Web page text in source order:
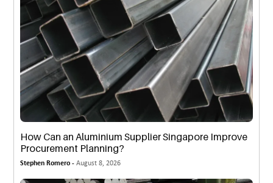
How Can an Aluminium Supplier Singapore Improve
Procurement Planning?
Stephen Romero -August 8, 2026